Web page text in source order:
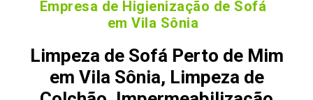
Empresa de Higienização de Sofá
em Vila Sônia
Limpeza de Sofá Perto de Mim
em Vila Sônia, Limpeza de